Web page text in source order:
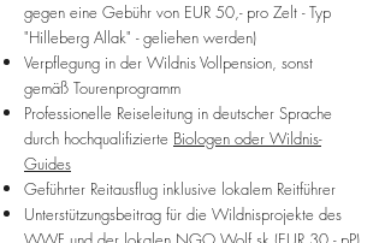
gegen eine Gebühr von EUR 50,- pro Zelt - Typ
"Hilleberg Allak" - geliehen werden)
Verpflegung in der Wildnis Vollpension, sonst
gemäß Tourenprogramm
Professionelle Reiseleitung in deutscher Sprache
durch hochqualifizierte Biologen oder Wildnis-
Guides
Geführter Reitausflug inklusive lokalem Reitführer
Unterstützungsbeitrag für die Wildnisprojekte des